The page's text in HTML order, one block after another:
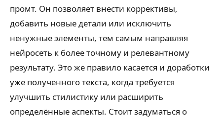
промт. Он позволяет внести коррективы,
добавить новые детали или исключить
ненужные элементы, тем самым направляя
нейросеть к более точному и релевантному
результату. Это же правило касается и доработки
уже полученного текста, когда требуется
улучшить стилистику или расширить
определённые аспекты. Стоит задуматься о